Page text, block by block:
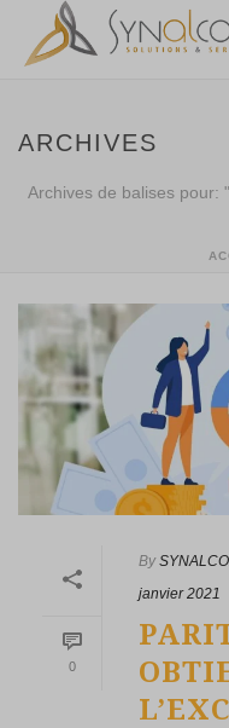
ARCHIVES
Archives de balises pour:
0
By
janvier 2021